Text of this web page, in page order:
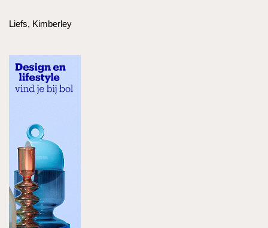
Liefs, Kimberley